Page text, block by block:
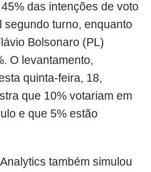
das intenções de voto
segundo turno, enquanto
Bolsonaro (PL)
O levantamento,
quinta-feira, 18,
que 10% votariam em
e que 5% estão
também simulou